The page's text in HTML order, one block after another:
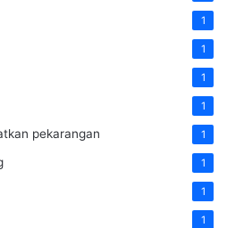
1
1
1
1
pekarangan 1
1
1
1